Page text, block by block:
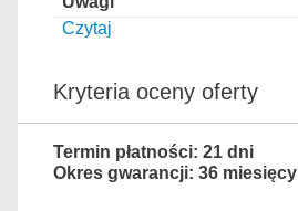
Czytaj
Kryteria oceny oferty
Termin płatności: 21 dni
Okres gwarancji: 36 miesięcy